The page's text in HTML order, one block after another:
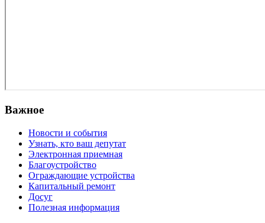
Важное
Новости и события
Узнать, кто ваш депутат
Электронная приемная
Благоустройство
Ограждающие устройства
Капитальный ремонт
Досуг
Полезная информация